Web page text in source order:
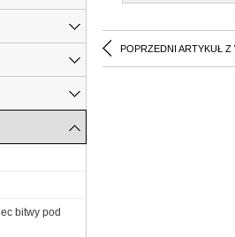
POPRZEDNI ARTYKUŁ Z
bitwy pod